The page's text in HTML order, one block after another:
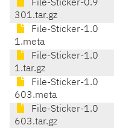
File-Sticker-0.9
301.tar.gz
File-Sticker-1.0
1.meta
File-Sticker-1.0
1.tar.gz
File-Sticker-1.0
603.meta
File-Sticker-1.0
603.tar.gz